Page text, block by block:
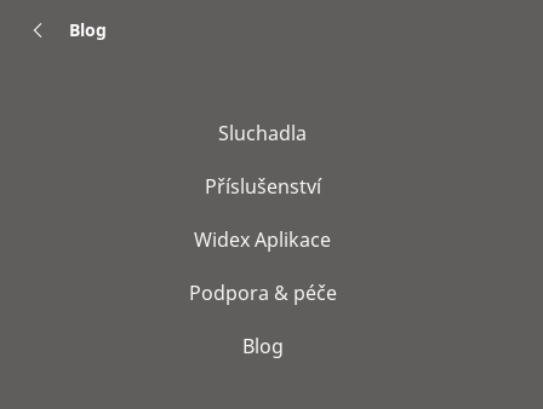
Blog
Sluchadla
Příslušenství
Widex Aplikace
Podpora & péče
Blog